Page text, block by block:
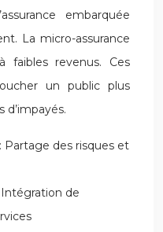
embarquée
La micro-assurance
faibles revenus. Ces
un public plus
d’impayés.
Partage des risques et
de